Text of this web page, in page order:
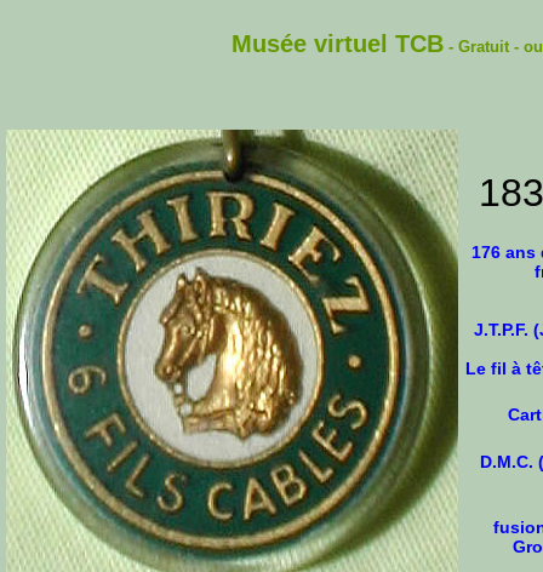
Musée virtuel TCB - Gratuit -
176
J.T.P.F.
Le fil à
D.M.C.